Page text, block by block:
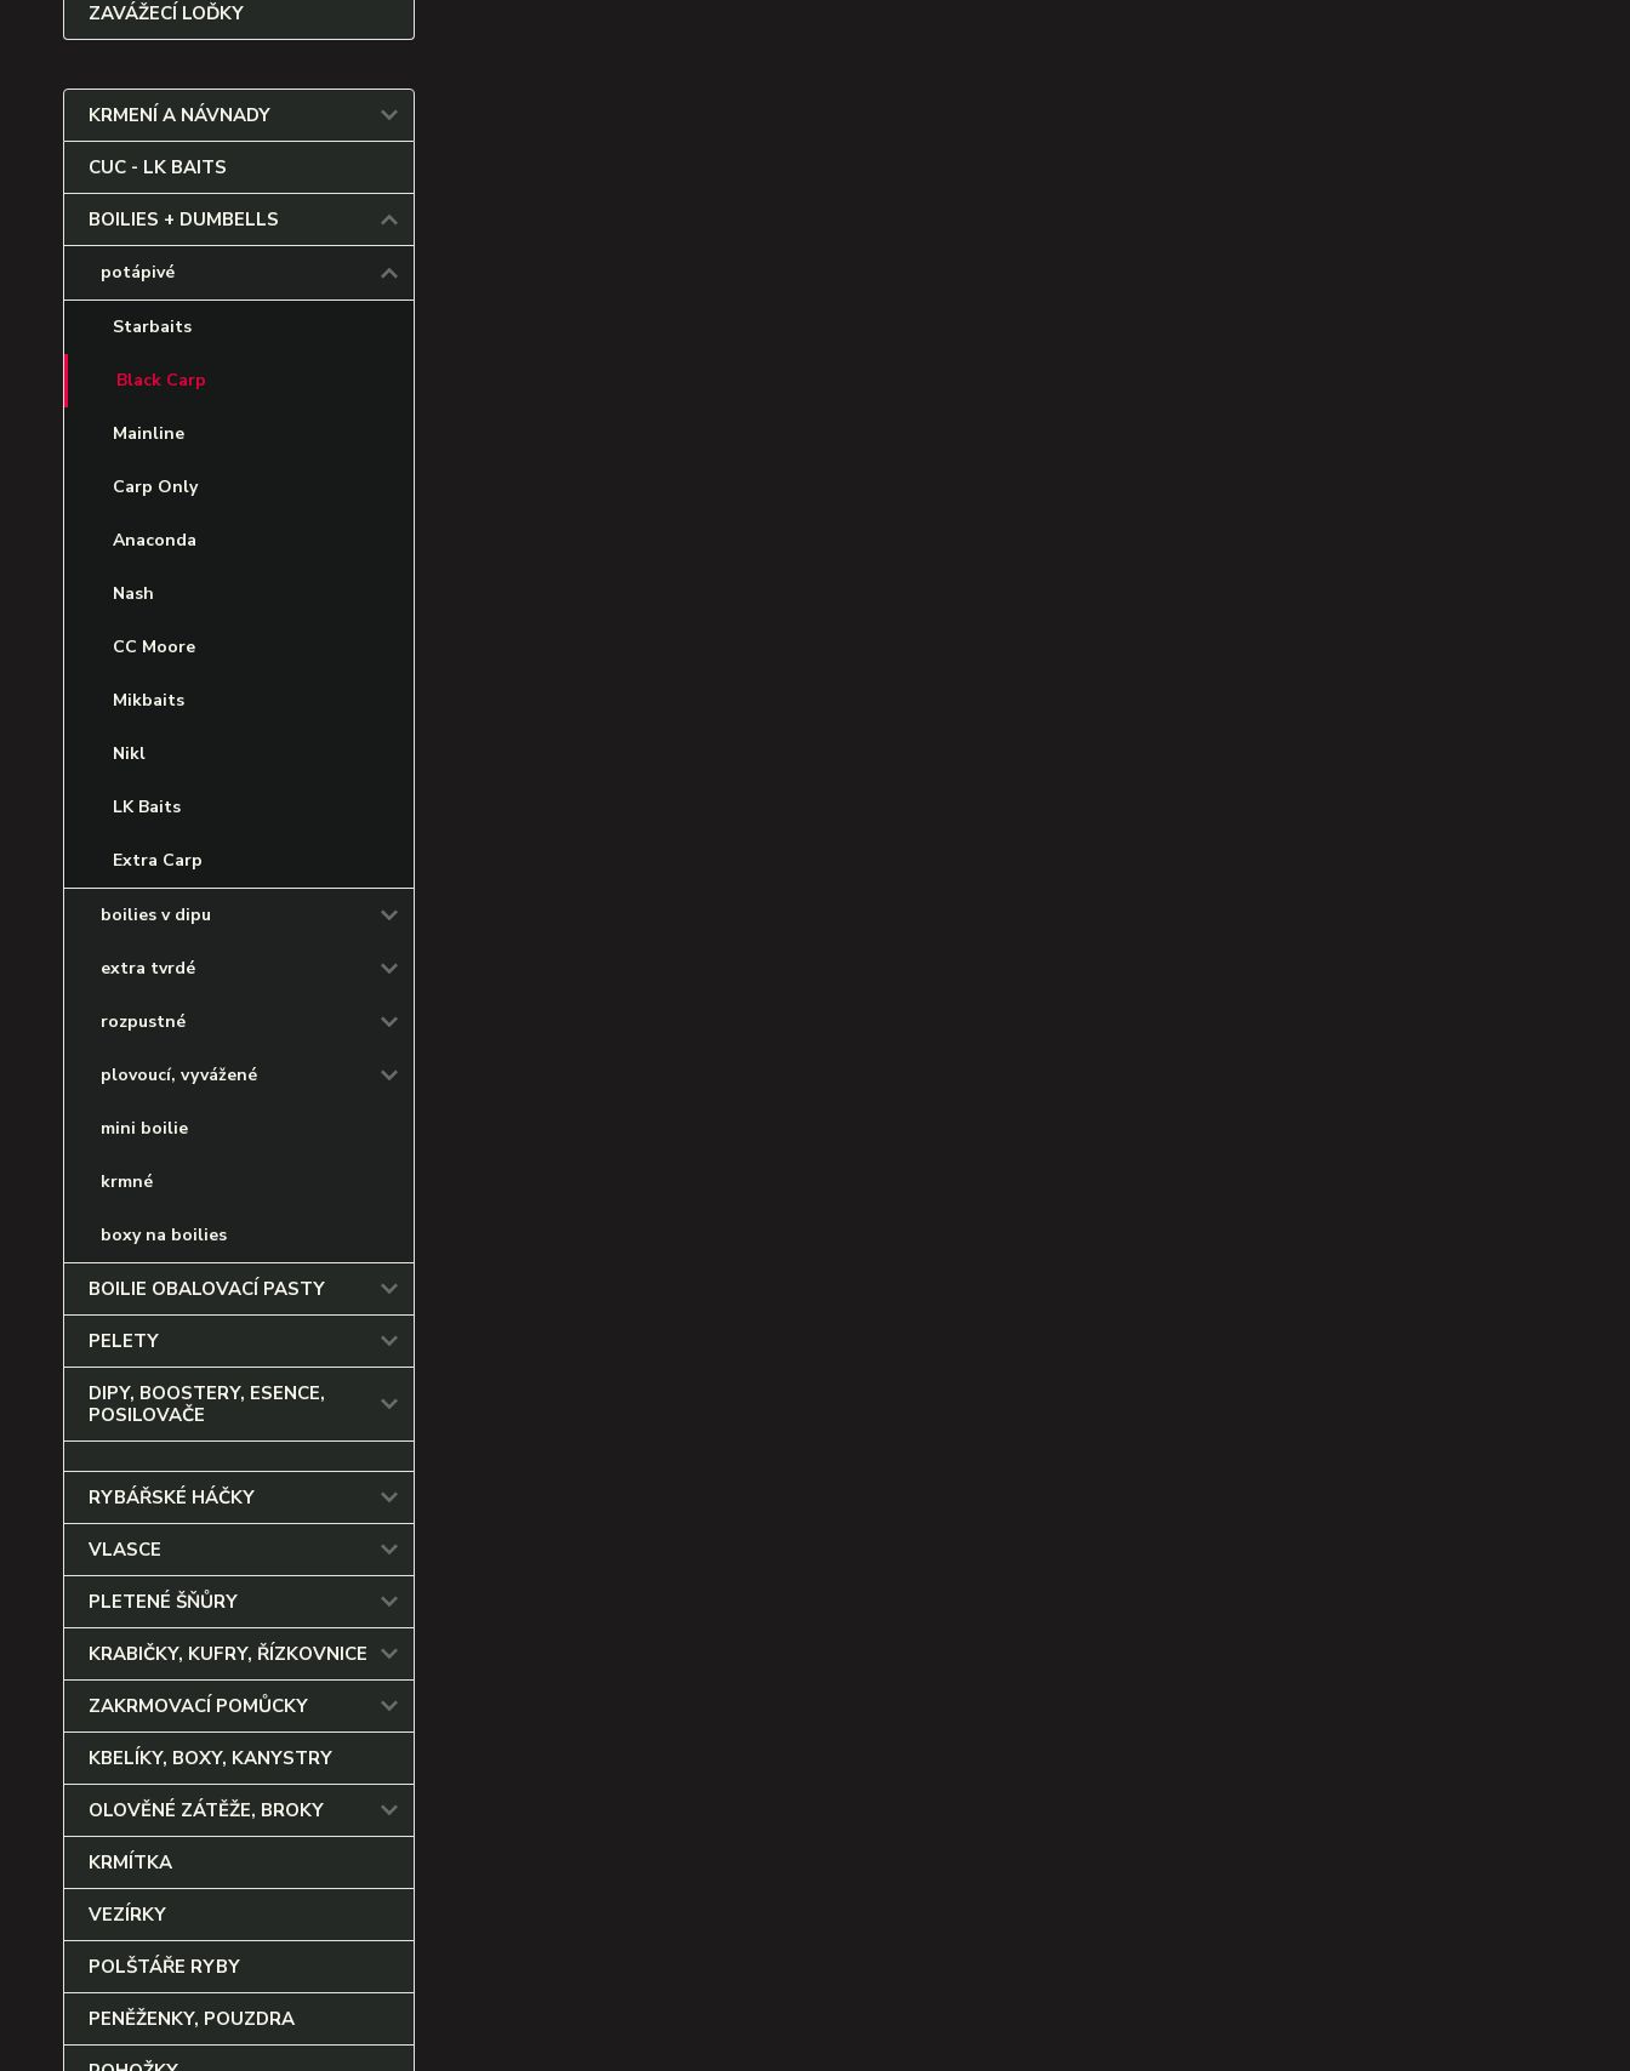
ZAVÁŽECÍ LOĎKY
KRMENÍ A NÁVNADY
CUC - LK BAITS
BOILIES + DUMBELLS
potápivé
Starbaits
Black Carp
Mainline
Carp Only
Anaconda
Nash
CC Moore
Mikbaits
Nikl
LK Baits
Extra Carp
boilies v dipu
extra tvrdé
rozpustné
plovoucí, vyvážené
mini boilie
krmné
boxy na boilies
BOILIE OBALOVACÍ PASTY
PELETY
DIPY, BOOSTERY, ESENCE,
POSILOVAČE
RYBÁŘSKÉ HÁČKY
VLASCE
PLETENÉ ŠŇŮRY
KRABIČKY, KUFRY, ŘÍZKOVNICE
ZAKRMOVACÍ POMŮCKY
KBELÍKY, BOXY, KANYSTRY
OLOVĚNÉ ZÁTĚŽE, BROKY
KRMÍTKA
VEZÍRKY
POLŠTÁŘE RYBY
PENĚŽENKY, POUZDRA